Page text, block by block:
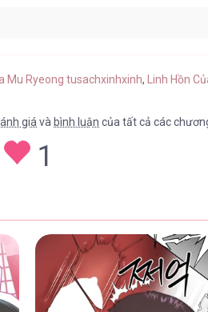
Mu Ryeong tusachxinhxinh, Linh Hồn
giá và bình luận của tất cả các
1